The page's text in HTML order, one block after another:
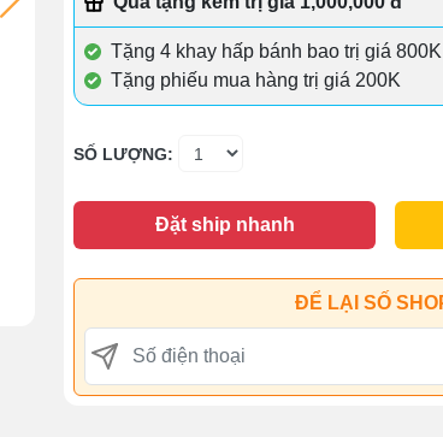
Tặng 4 khay hấp bánh bao trị giá 800K
Tặng phiếu mua hàng trị giá 200K
SỐ LƯỢNG:
Đặt ship nhanh
ĐỂ LẠI SỐ